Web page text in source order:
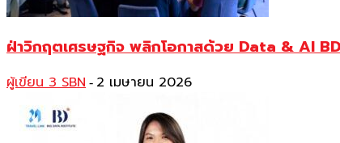
ฝ่าวิกฤตเศรษฐกิจ พลิกโอกาสด้วย Data & AI
ผู้เขียน 3 SBN - 2 เมษายน 2026